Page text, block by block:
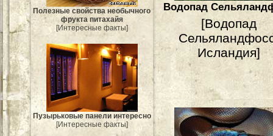
Полезные свойства необычного
фрукта питахайя
[Интересные факты]
Пузырьковые панели интересно
[Интересные факты]
Водопад
[Водопад
Исландия]